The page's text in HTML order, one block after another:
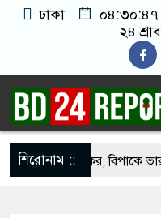
ঢাকা
২৪
শিরোনাম ::
১০০% কর, বিপাকে ভারত